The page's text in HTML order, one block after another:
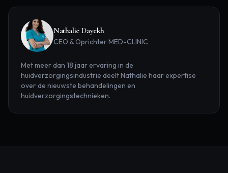
Nathalie Dayekh
CEO & Oprichter MED-CLINIC
Met meer dan 18 jaar ervaring in de
huidverzorgingsindustrie deelt Nathalie haar expertise
over de nieuwste behandelingen en
huidverzorgingstechnieken.